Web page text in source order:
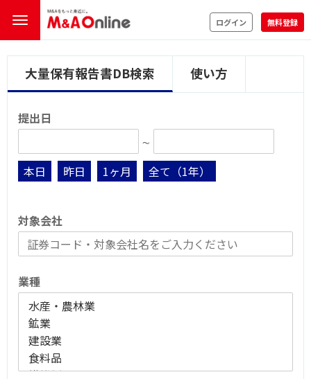
ログイン 無料登録
大量保有報告書DB検索 使い方
提出日
∼
本日
昨日 1ヶ月 全て（1年）
対象会社
業種